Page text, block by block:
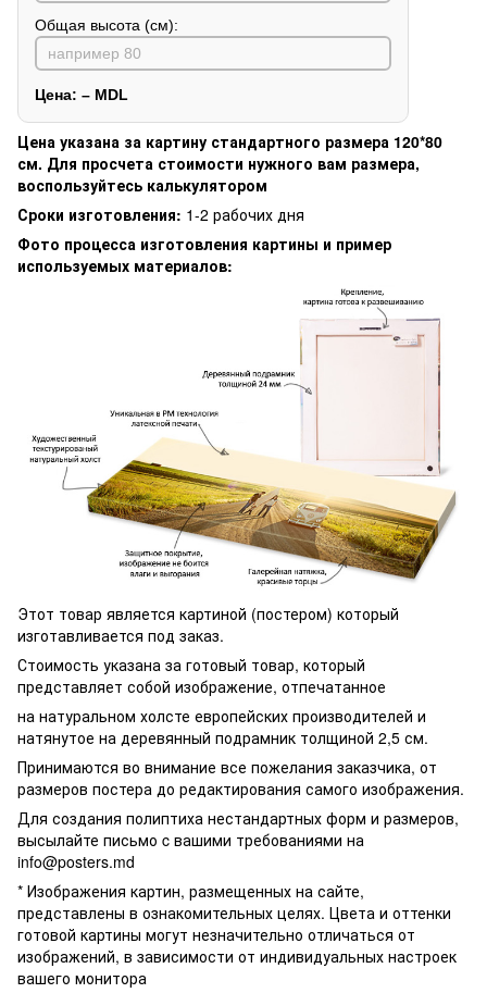
Общая высота (см):
Цена: – MDL
Цена указана за картину стандартного размера 120*80
см. Для просчета стоимости нужного вам размера,
воспользуйтесь калькулятором
Сроки изготовления: 1-2 рабочих дня
Фото процесса изготовления картины и пример
используемых материалов:
Этот товар является картиной (постером) который
изготавливается под заказ.
Стоимость указана за готовый товар, который
представляет собой изображение, отпечатанное
на натуральном холсте европейских производителей и
натянутое на деревянный подрамник толщиной 2,5 см.
Принимаются во внимание все пожелания заказчика, от
размеров постера до редактирования самого изображения.
Для создания полиптиха нестандартных форм и размеров,
высылайте письмо c вашими требованиями на
info@posters.md
* Изображения картин, размещенных на сайте,
представлены в ознакомительных целях. Цвета и оттенки
готовой картины могут незначительно отличаться от
изображений, в зависимости от индивидуальных настроек
вашего монитора